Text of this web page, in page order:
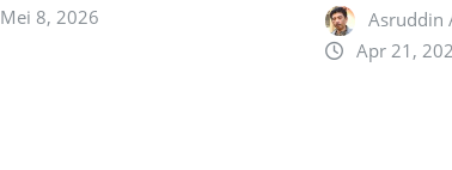
Mei 8, 2026
Asruddin
Apr 21,